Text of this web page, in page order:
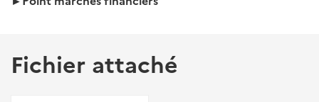
Fichier attaché